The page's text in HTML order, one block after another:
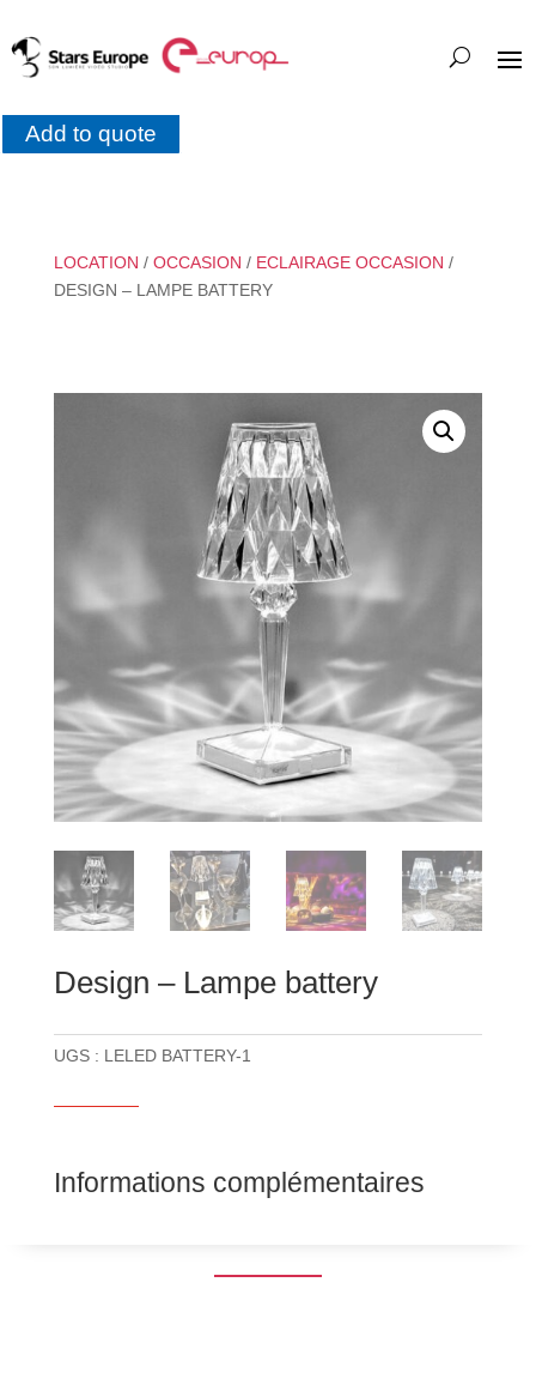
Add to quote
LOCATION / OCCASION / ECLAIRAGE OCCASION /
DESIGN – LAMPE BATTERY
Design – Lampe battery
UGS : LELED BATTERY-1
Informations complémentaires